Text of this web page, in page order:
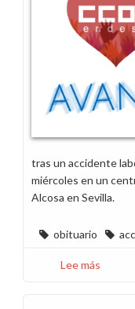
Jinámar
Dorta
este
fin
de
tras un accidente
miércoles en un
Alcosa en Sevilla.
obituario
Lee más